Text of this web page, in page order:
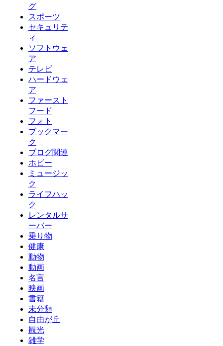
グ
スポーツ
セキュリテ
ィ
ソフトウェ
ア
テレビ
ハードウェ
ア
ファースト
フード
フォト
ブックマー
ク
ブログ関連
ホビー
ミュージッ
ク
ライフハッ
ク
レンタルサ
ーバー
乗り物
健康
動物
動画
名言
映画
書籍
未分類
自由が丘
観光
雑学